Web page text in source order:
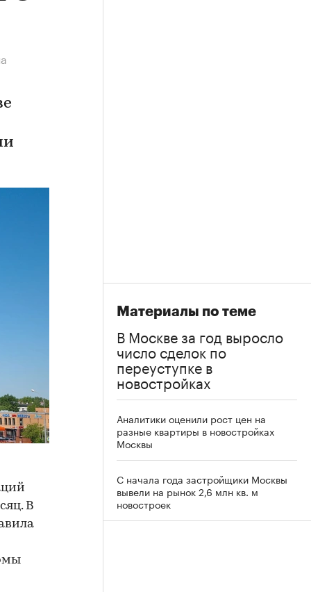
В
Материалы по теме
В Москве за год выросло
число сделок по
переуступке в
новостройках
Аналитики оценили рост цен на
разные квартиры в новостройках
Москвы
С начала года застройщики Москвы
вывели на рынок 2,6 млн кв. м
новостроек